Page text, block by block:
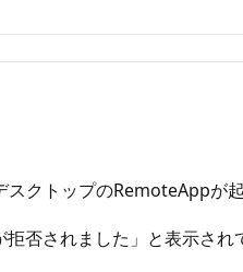
クトップのRemoteAppが起
否されました」と表示され